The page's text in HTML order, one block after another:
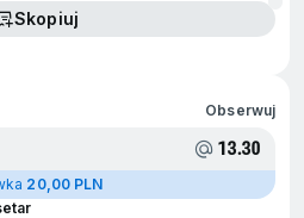
Skopiuj
Obserwuj
13.30
20,00 PLN